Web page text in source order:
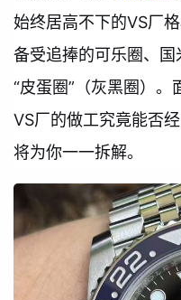
始终居高不下的VS厂
备受追捧的可乐圈、
“皮蛋圈”（灰黑圈）。
VS厂的做工究竟能否
将为你一一拆解。